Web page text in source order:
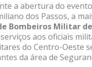
a abertura do
dos Passos, a
Bombeiros Militar
aos oficiais
do Centro-Oeste
da área de